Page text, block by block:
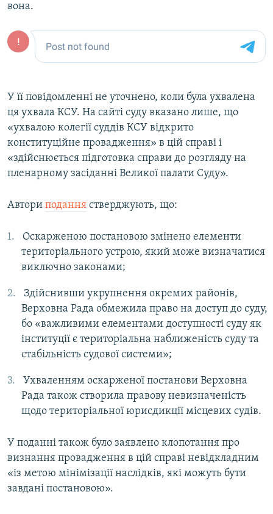
вона.
У її повідомленні не уточнено, коли була ухвалена
ця ухвала КСУ. На сайті суду вказано лише, що
«ухвалою колегії суддів КСУ відкрито
конституційне провадження» в цій справі і
«здійснюється підготовка справи до розгляду на
пленарному засіданні Великої палати Суду».
Автори подання стверджують, що:
Оскарженою постановою змінено елементи
територіального устрою, який може визначатися
виключно законами;
Здійснивши укрупнення окремих районів,
Верховна Рада обмежила право на доступ до суду,
бо «важливими елементами доступності суду як
інституції є територіальна наближеність суду та
стабільність судової системи»;
Ухваленням оскарженої постанови Верховна
Рада також створила правову невизначеність
щодо територіальної юрисдикції місцевих судів.
У поданні також було заявлено клопотання про
визнання провадження в цій справі невідкладним
«із метою мінімізації наслідків, які можуть бути
завдані постановою».